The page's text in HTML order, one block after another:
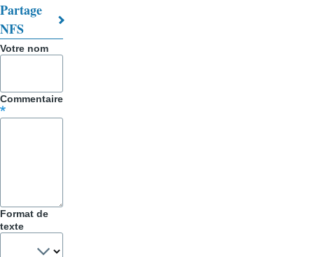
pour
Trucs
Astuces
Partage
NFS
Votre nom
Commentaire
Format de
texte